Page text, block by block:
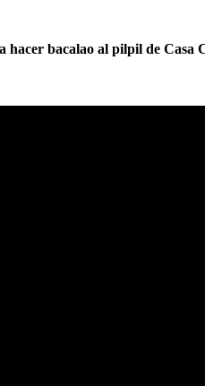
hacer bacalao al pilpil de Casa